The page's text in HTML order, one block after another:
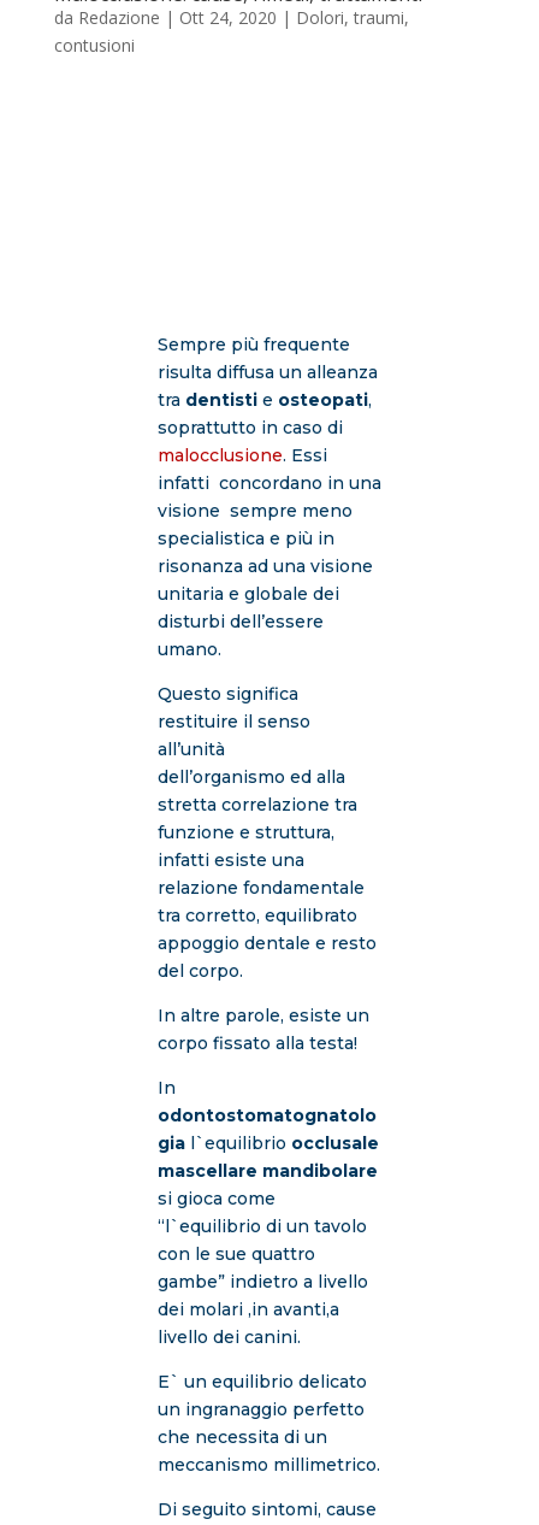
da Redazione | Ott 24, 2020 | Dolori, traumi,
contusioni
Sempre più frequente
risulta diffusa un alleanza
tra dentistie osteopati,
soprattutto in caso di
malocclusione. Essi
infatti concordano in una
visione sempre meno
specialistica e più in
risonanza ad una visione
unitaria e globale dei
disturbi dell’essere
umano.
Questo significa
restituire il senso
all’unità
dell’organismo ed alla
stretta correlazione tra
funzione e struttura,
infatti esiste una
relazione fondamentale
tra corretto, equilibrato
appoggio dentale e resto
del corpo.
In altre parole, esiste un
corpo fissato alla testa!
In
odontostomatognatolo
gial`equilibrio occlusale
mascellare mandibolare
si gioca come
“l`equilibrio di un tavolo
con le sue quattro
gambe” indietro a livello
dei molari ,in avanti,a
livello dei canini.
E` un equilibrio delicato
un ingranaggio perfetto
che necessita di un
meccanismo millimetrico.
Di seguito sintomi, cause